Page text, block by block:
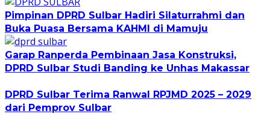
Pimpinan DPRD Sulbar Hadiri Silaturrahmi dan
Buka Puasa Bersama KAHMI di Mamuju
Garap Ranperda Pembinaan Jasa Konstruksi,
DPRD Sulbar Studi Banding ke Unhas Makassar
DPRD Sulbar Terima Ranwal RPJMD 2025 – 2029
dari Pemprov Sulbar